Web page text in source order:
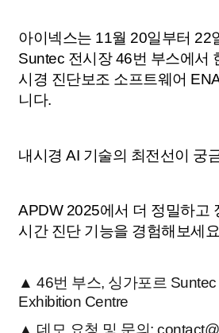
아이넥스는 11월 20일부터 22
Suntec 전시장 46번 부스에서
시경 진단보조 소프트웨어
니다.
내시경 AI 기술의 최전선이 궁
APDW 2025에서 더 정밀하고
시간 진단 기능을 경험해보세
▲46번 부스, 싱가포르
Exhibition Centre
▲ 데모 요청 및 문의: